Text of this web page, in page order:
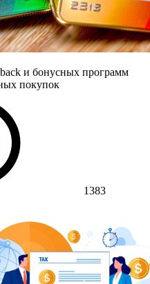
и бонусных программ
покупок
1383